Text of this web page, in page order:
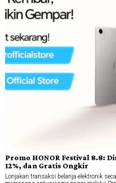
Promo HONOR Festival 8.8:
12%, dan Gratis Ongkir
Lonjakan transaksi belanja elektronik